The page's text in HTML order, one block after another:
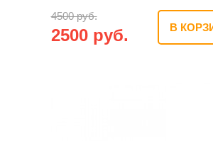
4500 руб.
2500 руб. В